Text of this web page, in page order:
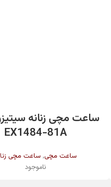
اطلاعات بیشتر
ساعت مچی زنانه
EX1484-81A
ساعت مچی, ساعت مچی
ناموجود